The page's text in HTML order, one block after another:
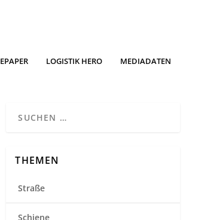
EPAPER LOGISTIK HERO MEDIADATEN
THEMEN
Straße
Schiene